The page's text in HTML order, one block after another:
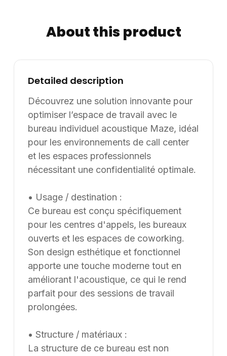
l’international. Les modèles présentés au catalogue
sont adaptables sur mesure, notamment en termes de
du client. Nous pouvons également développer des
solutions sur mesure à partir d’une feuille blanche,
chaque projet pouvant être conçu et ajusté selon les
contraintes et les usages spécifiques.
About this product
Detailed description
Découvrez une solution innovante pour
optimiser l’espace de travail avec le
bureau individuel acoustique Maze, idéal
pour les environnements de call center
et les espaces professionnels
nécessitant une confidentialité optimale.
• Usage / destination :
Ce bureau est conçu spécifiquement
pour les centres d'appels, les bureaux
ouverts et les espaces de coworking.
Son design esthétique et fonctionnel
apporte une touche moderne tout en
améliorant l'acoustique, ce qui le rend
parfait pour des sessions de travail
prolongées.
• Structure / matériaux :
La structure de ce bureau est non